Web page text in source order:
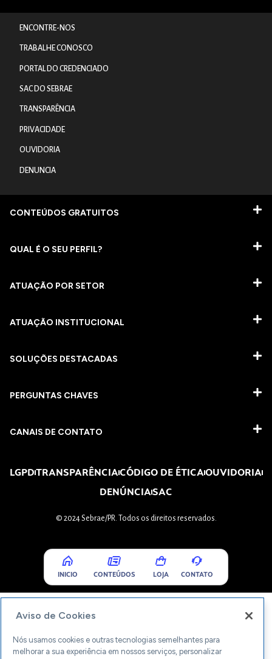
ENCONTRE-NOS
TRABALHE CONOSCO
PORTAL DO CREDENCIADO
SAC DO SEBRAE
TRANSPARÊNCIA
PRIVACIDADE
OUVIDORIA
DENUNCIA
CONTEÚDOS GRATUITOS
QUAL É O SEU PERFIL?
ATUAÇÃO POR SETOR
ATUAÇÃO INSTITUCIONAL
SOLUÇÕES DESTACADAS
PERGUNTAS CHAVES​
CANAIS DE CONTATO
LGPDTRANSPARÊNCIACÓDIGO DE ÉTICAOUVIDORIA
DENÚNCIASAC
© 2024 Sebrae/PR. Todos os direitos reservados.
INICIO CONTEÚDOS LOJA CONTATO
Aviso de Cookies
Nós usamos cookies e outras tecnologias semelhantes para
melhorar a sua experiência em nossos serviços, personalizar